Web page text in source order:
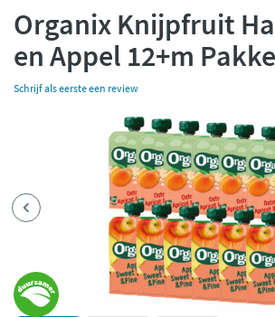
Organix Knijpfruit
en Appel 12+m
Schrijf als eerste een review